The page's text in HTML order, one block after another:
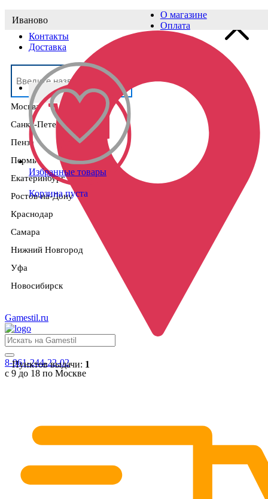
Выберите населённый пункт
Москва
Санкт-Петербург
Пенза
Пермь
Екатеринбург
Ростов-на-Дону
Краснодар
Самара
Нижний Новгород
Уфа
Новосибирск
Иваново
Пунктов выдачи: 1
О магазине
Оплата
Контакты
Доставка
Избранные товары
Корзина пуста
Gamestil.ru
8-961-244-22-02
с 9 до 18 по Москве